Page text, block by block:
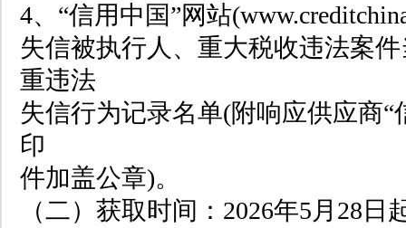
4、“信用中国”网站
失信被执行人、重大税收违法案
重违法
失信行为记录名单(附响应供应商
印
件加盖公章)。
（二）获取时间：2026年5月28日